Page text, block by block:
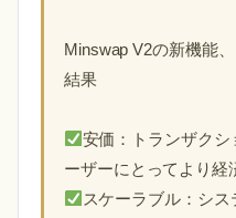
Minswap V2の新機能
結果
安価：トランザクシ
ーザーにとってより経
スケーラブル：シ